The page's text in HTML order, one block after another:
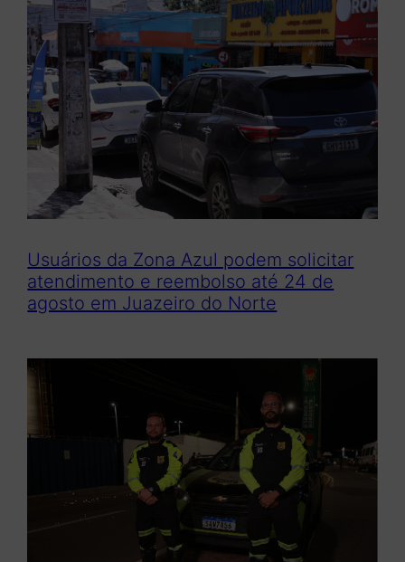
Usuários da Zona Azul podem solicitar
atendimento e reembolso até 24 de
agosto em Juazeiro do Norte